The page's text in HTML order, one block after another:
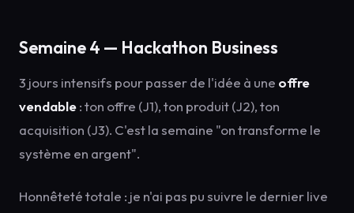
Semaine 4 — Hackathon Business
3 jours intensifs pour passer de l'idée à une offre
vendable: ton offre (J1), ton produit (J2), ton
acquisition (J3). C'est la semaine "on transforme le
système en argent".
Honnêteté totale : je n'ai pas pu suivre le dernier live